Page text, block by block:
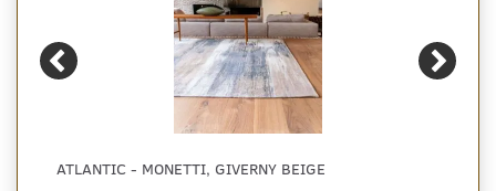
ATLANTIC - MONETTI, GIVERNY BEIGE